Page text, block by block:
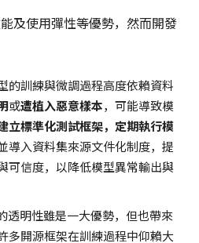
及使用彈性等優勢，然而開發
的訓練與微調過程高度依賴資料
或遭植入惡意樣本，可能導致模
立標準化測試框架，定期執行模
導入資料集來源文件化制度，提
可信度，以降低模型異常輸出與
透明性雖是一大優勢，但也帶來
多開源框架在訓練過程中仰賴大